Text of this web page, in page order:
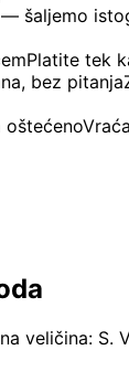
šaljemo
Platite tek
bez pitanja
oštećeno
veličina: S.